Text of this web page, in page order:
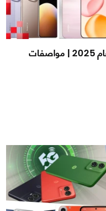
أفضل هواتف الفئة المتوسطة لعام 2025 | مواصفات